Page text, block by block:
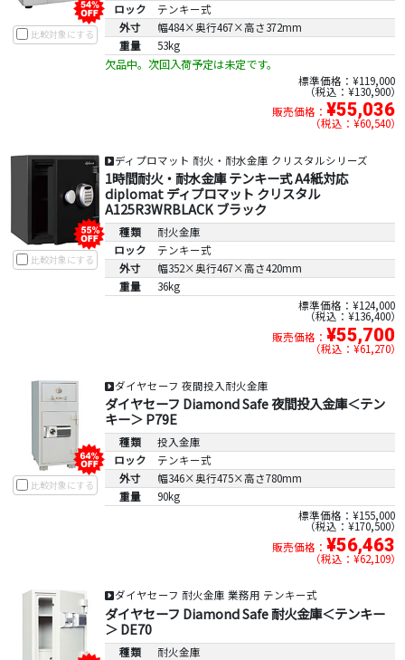
比較対象にする
ロック
テンキー式
外寸
幅484×奥行467×高さ372mm
重量
53kg
欠品中。次回入荷予定は未定です。
標準価格：¥119,000
税込：¥130,900
販売価格： ¥55,036
税込：¥60,540
比較対象にする
ディプロマット 耐火・耐水金庫 クリスタルシリーズ
1時間耐火・耐水金庫 テンキー式 A4紙対応
diplomat ディプロマット クリスタル
A125R3WRBLACK ブラック
種類
耐火金庫
ロック
テンキー式
外寸
幅352×奥行467×高さ420mm
重量
36kg
標準価格：¥124,000
税込：¥136,400
販売価格： ¥55,700
税込：¥61,270
比較対象にする
ダイヤセーフ 夜間投入耐火金庫
ダイヤセーフ Diamond Safe 夜間投入金庫＜テン
キー＞ P79E
種類
投入金庫
ロック
テンキー式
外寸
幅346×奥行475×高さ780mm
重量
90kg
標準価格：¥155,000
税込：¥170,500
販売価格： ¥56,463
税込：¥62,109
ダイヤセーフ 耐火金庫 業務用 テンキー式
ダイヤセーフ Diamond Safe 耐火金庫＜テンキー
＞ DE70
種類
耐火金庫